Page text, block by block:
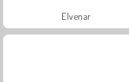
Elvenar